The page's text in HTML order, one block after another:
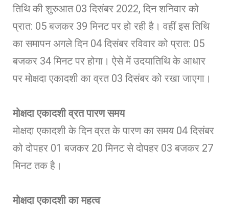
तिथि की शुरुआत 03 दिसंबर 2022, दिन शनिवार को
प्रात: 05 बजकर 39 मिनट पर हो रही है। वहीं इस तिथि
का समापन अगले दिन 04 दिसंबर रविवार को प्रात: 05
बजकर 34 मिनट पर होगा। ऐसे में उदयातिथि के आधार
पर मोक्षदा एकादशी का व्रत 03 दिसंबर को रखा जाएगा।
मोक्षदा एकादशी व्रत पारण समय
मोक्षदा एकादशी के दिन व्रत के पारण का समय 04 दिसंबर
को दोपहर 01 बजकर 20 मिनट से दोपहर 03 बजकर 27
मिनट तक है।
मोक्षदा एकादशी का महत्व